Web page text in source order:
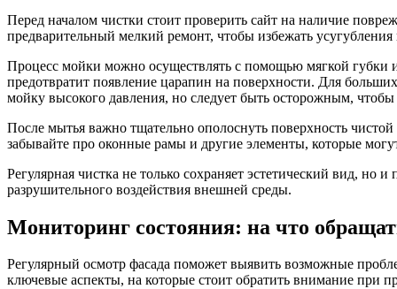
Перед началом чистки стоит проверить сайт на наличие
предварительный мелкий ремонт, чтобы избежать
Процесс мойки можно осуществлять с помощью мягкой
предотвратит появление царапин на поверхности. Для
мойку высокого давления, но следует быть осторожным,
После мытья важно тщательно ополоснуть поверхность
забывайте про оконные рамы и другие элементы, которые
Регулярная чистка не только сохраняет эстетический вид, но
разрушительного воздействия внешней среды.
Мониторинг состояния: на что
Регулярный осмотр фасада поможет выявить возможные
ключевые аспекты, на которые стоит обратить внимание при